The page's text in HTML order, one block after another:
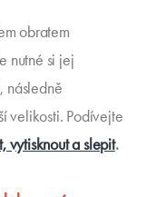
obratem
nutné si jej
následně
velikosti. Podívejte
vytisknout a slepit.